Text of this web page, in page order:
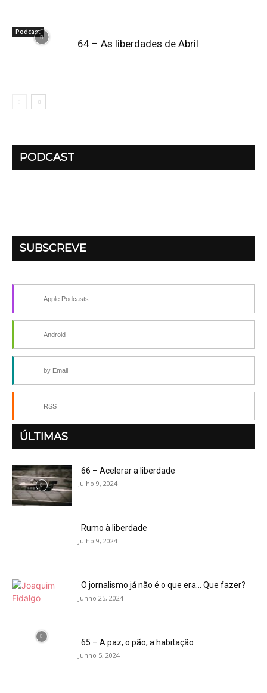
Podcast
64 – As liberdades de Abril
PODCAST
SUBSCREVE
Apple Podcasts
Android
by Email
RSS
ÚLTIMAS
66 – Acelerar a liberdade
Julho 9, 2024
Rumo à liberdade
Julho 9, 2024
O jornalismo já não é o que era… Que fazer?
Junho 25, 2024
65 – A paz, o pão, a habitação
Junho 5, 2024